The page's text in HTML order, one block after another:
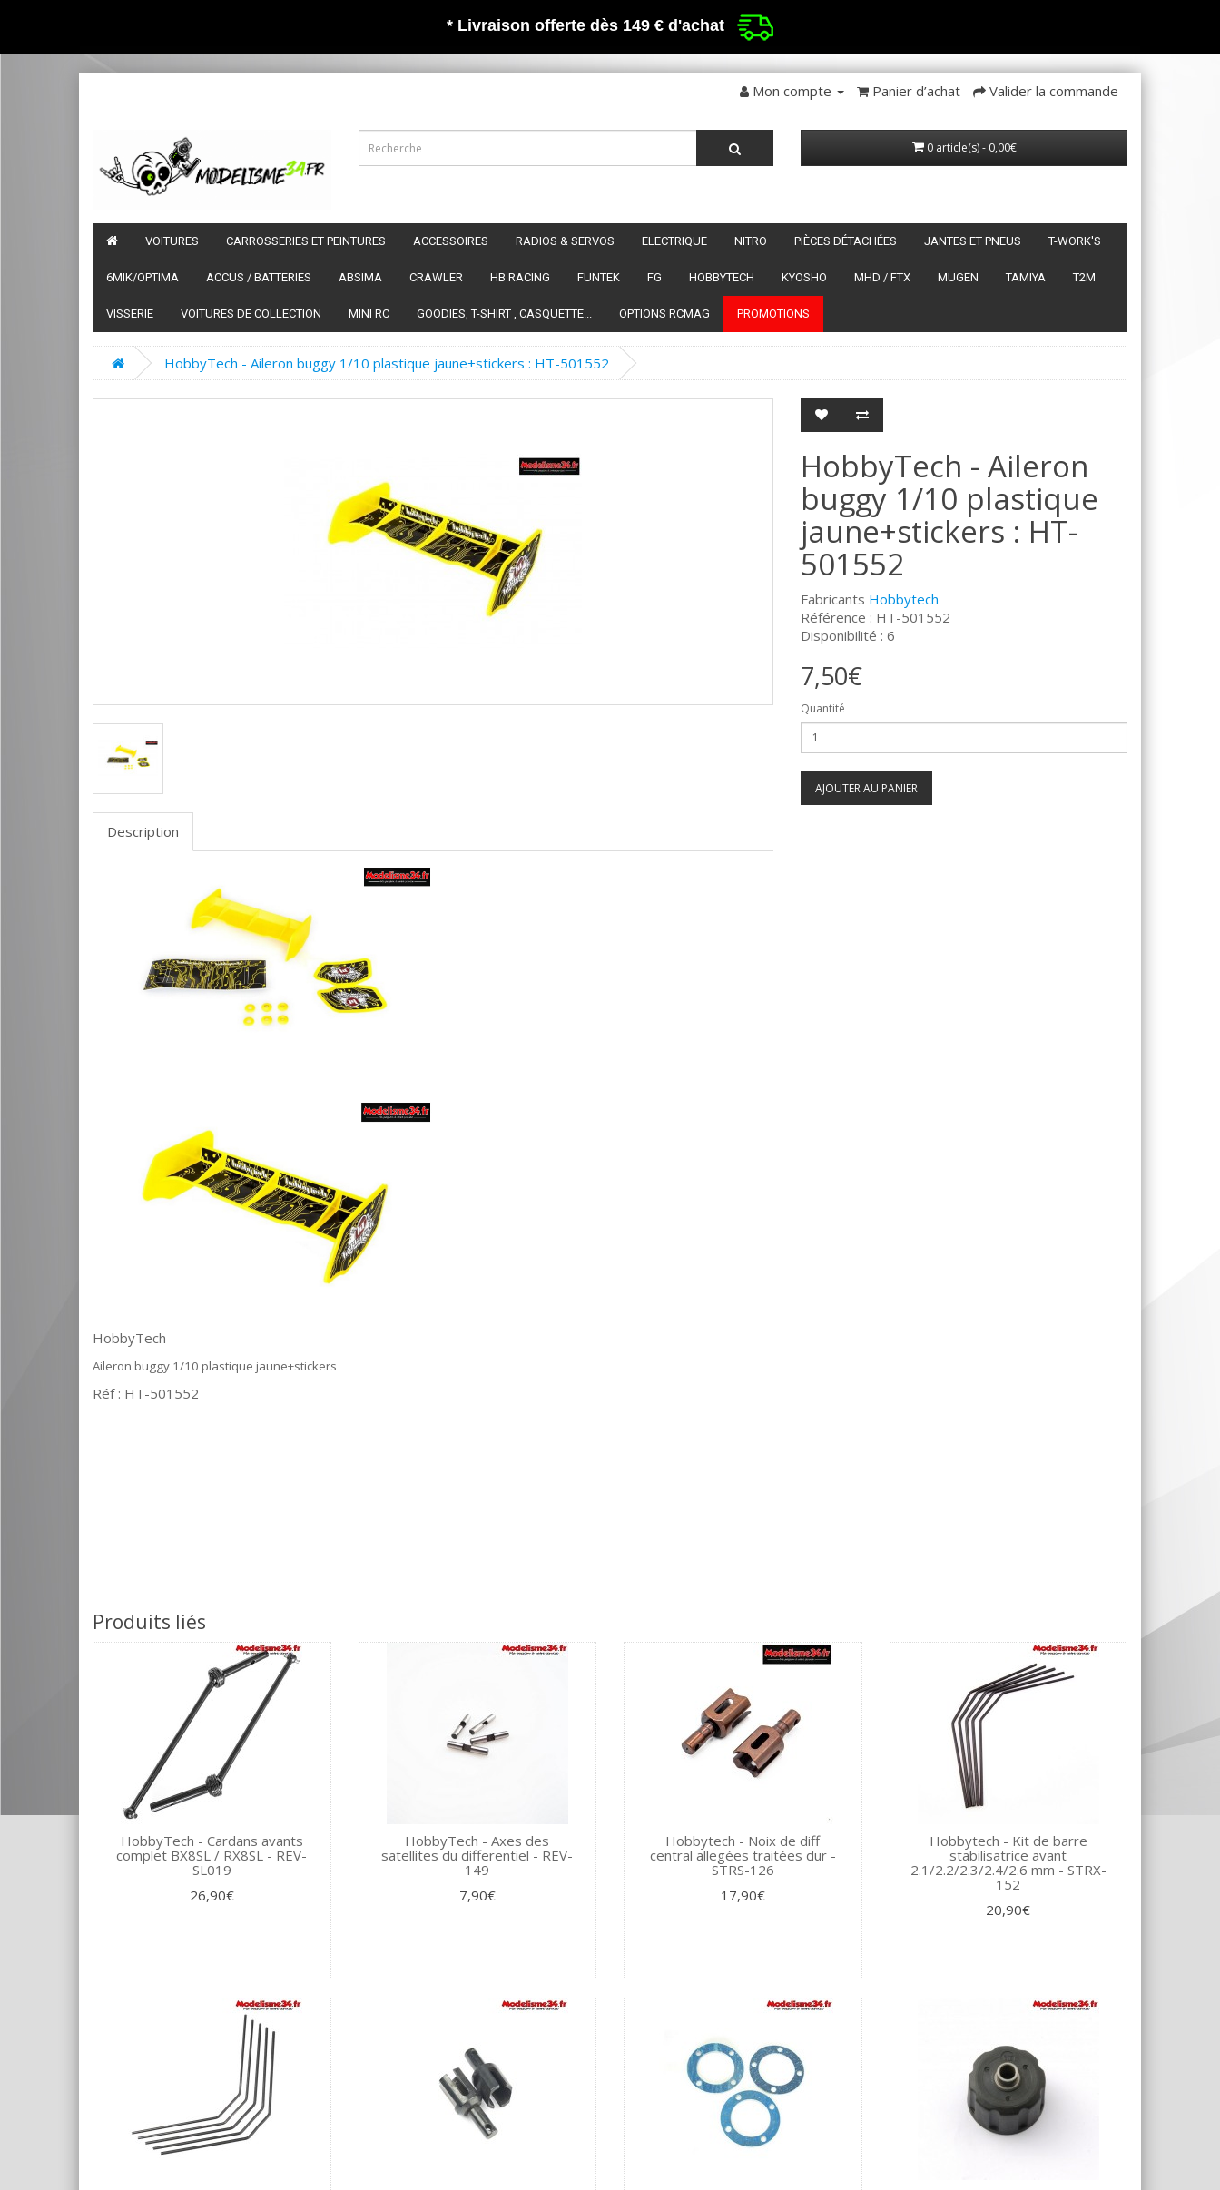
* Livraison offerte dès 149 € d'achat
Mon compte Panier d’achat Valider la commande
0 article(s) - 0,00€
VOITURES CARROSSERIES ET PEINTURES ACCESSOIRES RADIOS & SERVOS ELECTRIQUE NITRO PIÈCES DÉTACHÉES JANTES ET PNEUS T-WORK'S
6MIK/OPTIMA ACCUS / BATTERIES ABSIMA CRAWLER HB RACING FUNTEK FG HOBBYTECH KYOSHO MHD / FTX MUGEN TAMIYA T2M
VISSERIE VOITURES DE COLLECTION MINI RC GOODIES, T-SHIRT , CASQUETTE... OPTIONS RCMAG PROMOTIONS
HobbyTech - Aileron buggy 1/10 plastique jaune+stickers : HT-501552
Description
HobbyTech
Aileron buggy 1/10 plastique jaune+stickers
Réf : HT-501552
HobbyTech - Aileron
buggy 1/10 plastique
jaune+stickers : HT-
501552
Fabricants Hobbytech
Référence : HT-501552
Disponibilité : 6
7,50€
Quantité
AJOUTER AU PANIER
Produits liés
HobbyTech - Cardans avants
complet BX8SL / RX8SL - REV-
SL019
26,90€
HobbyTech - Axes des
satellites du differentiel - REV-
149
7,90€
Hobbytech - Noix de diff
central allegées traitées dur -
STRS-126
17,90€
Hobbytech - Kit de barre
stabilisatrice avant
2.1/2.2/2.3/2.4/2.6 mm - STRX-
152
20,90€